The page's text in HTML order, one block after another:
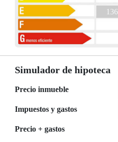
136
Simulador de hipoteca
Precio inmueble
Impuestos y gastos
Precio + gastos